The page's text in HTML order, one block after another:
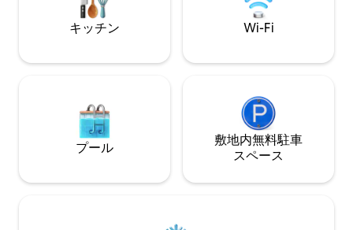
トで購入できます
キッチン Wi-Fi
プール
敷地内無料駐⁠車
ス⁠ペ⁠ー⁠ス